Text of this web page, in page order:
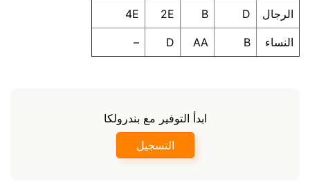
الرجال D
B
2E
4E
النساء B
AA
D
–
ابدأ التوفير مع بندرولكا
التسجيل